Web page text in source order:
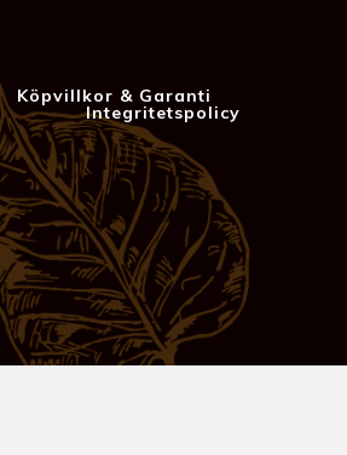
Köpvillkor & Garanti
Integritetspolicy